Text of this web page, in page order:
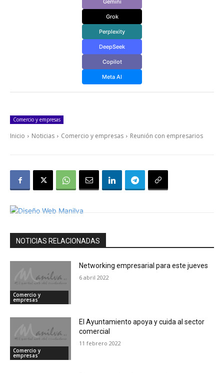
Grok
Perplexity
DeepSeek
Copilot
Meta AI
Comercio y empresas
Inicio Noticias Comercio y empresas Reunión con empresarios
NOTICIAS RELACIONADAS
Comercio y
empresas
Networking empresarial para este jueves
6 abril 2022
Comercio y
empresas
El Ayuntamiento apoya y cuida al sector
comercial
11 febrero 2022